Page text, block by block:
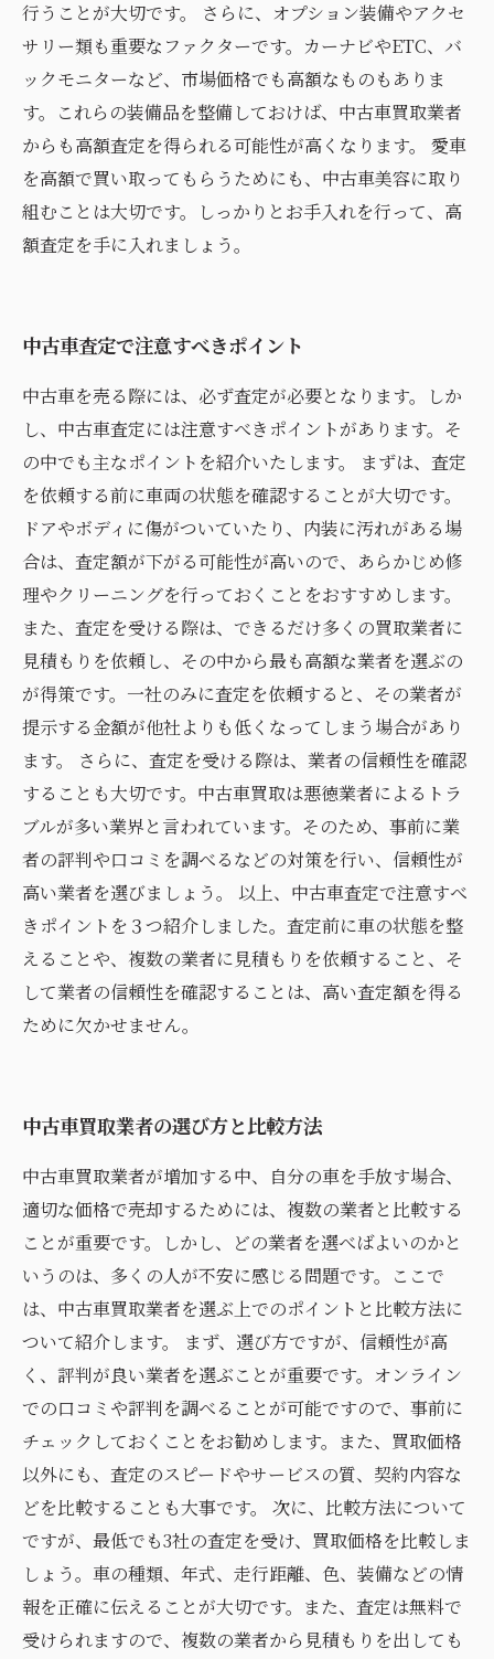
行うことが大切です。 さらに、オプション装備やアクセ
サリー類も重要なファクターです。カーナビやETC、バ
ックモニターなど、市場価格でも高額なものもありま
す。これらの装備品を整備しておけば、中古車買取業者
からも高額査定を得られる可能性が高くなります。 愛車
を高額で買い取ってもらうためにも、中古車美容に取り
組むことは大切です。しっかりとお手入れを行って、高
額査定を手に入れましょう。
中古車査定で注意すべきポイント
中古車を売る際には、必ず査定が必要となります。しか
し、中古車査定には注意すべきポイントがあります。そ
の中でも主なポイントを紹介いたします。 まずは、査定
を依頼する前に車両の状態を確認することが大切です。
ドアやボディに傷がついていたり、内装に汚れがある場
合は、査定額が下がる可能性が高いので、あらかじめ修
理やクリーニングを行っておくことをおすすめします。
また、査定を受ける際は、できるだけ多くの買取業者に
見積もりを依頼し、その中から最も高額な業者を選ぶの
が得策です。一社のみに査定を依頼すると、その業者が
提示する金額が他社よりも低くなってしまう場合があり
ます。 さらに、査定を受ける際は、業者の信頼性を確認
することも大切です。中古車買取は悪徳業者によるトラ
ブルが多い業界と言われています。そのため、事前に業
者の評判や口コミを調べるなどの対策を行い、信頼性が
高い業者を選びましょう。 以上、中古車査定で注意すべ
きポイントを３つ紹介しました。査定前に車の状態を整
えることや、複数の業者に見積もりを依頼すること、そ
して業者の信頼性を確認することは、高い査定額を得る
ために欠かせません。
中古車買取業者の選び方と比較方法
中古車買取業者が増加する中、自分の車を手放す場合、
適切な価格で売却するためには、複数の業者と比較する
ことが重要です。しかし、どの業者を選べばよいのかと
いうのは、多くの人が不安に感じる問題です。ここで
は、中古車買取業者を選ぶ上でのポイントと比較方法に
ついて紹介します。 まず、選び方ですが、信頼性が高
く、評判が良い業者を選ぶことが重要です。オンライン
での口コミや評判を調べることが可能ですので、事前に
チェックしておくことをお勧めします。また、買取価格
以外にも、査定のスピードやサービスの質、契約内容な
どを比較することも大事です。 次に、比較方法について
ですが、最低でも3社の査定を受け、買取価格を比較しま
しょう。車の種類、年式、走行距離、色、装備などの情
報を正確に伝えることが大切です。また、査定は無料で
受けられますので、複数の業者から見積もりを出しても